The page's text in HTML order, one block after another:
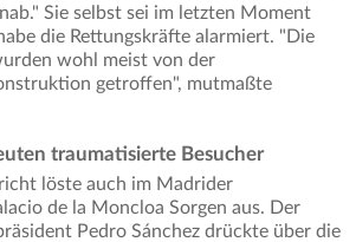
Sie selbst sei im letzten Moment
die Rettungskräfte alarmiert. "Die
wohl meist von der
getroffen", mutmaßte
traumatisierte Besucher
löste auch im Madrider
de la Moncloa Sorgen aus. Der
Pedro Sánchez drückte über die